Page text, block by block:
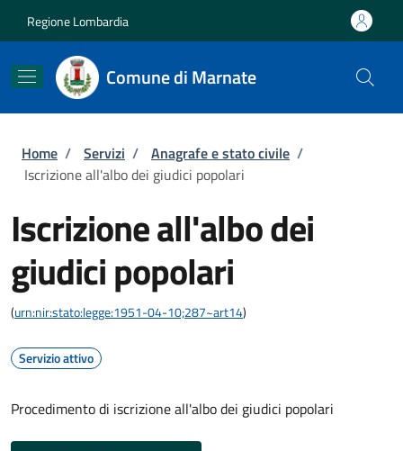
Regione Lombardia
Comune di Marnate
Briciole di pane
Home / Servizi / Anagrafe e stato civile /
Iscrizione all'albo dei giudici popolari
Iscrizione all'albo dei
giudici popolari
(urn:nir:stato:legge:1951-04-10;287~art14)
Servizio attivo
Procedimento di iscrizione all'albo dei giudici popolari